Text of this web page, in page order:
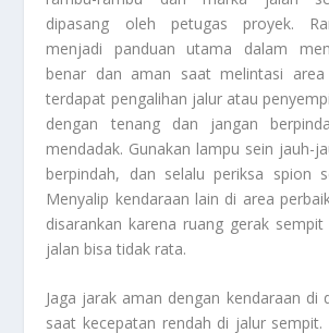
dipasang oleh petugas proyek.
menjadi panduan utama dalam
benar dan aman saat melintasi area
terdapat pengalihan jalur atau
dengan tenang dan jangan
mendadak. Gunakan lampu sein jauh-
berpindah, dan selalu periksa spion
Menyalip kendaraan lain di area
disarankan karena ruang gerak
jalan bisa tidak rata.
Jaga jarak aman dengan kendaraan di
saat kecepatan rendah di jalur sempit.